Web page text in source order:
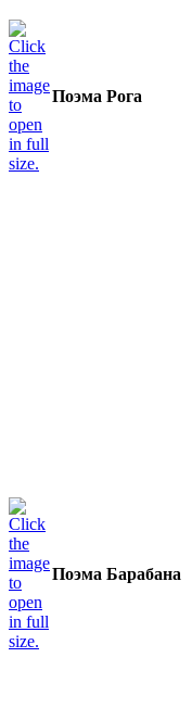
Поэма Рога
Поэма Барабана